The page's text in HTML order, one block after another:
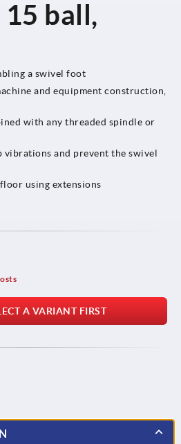
15 ball,
a swivel foot
and equipment construction,
with any threaded spindle or
vibrations and prevent the swivel
using extensions
A VARIANT FIRST